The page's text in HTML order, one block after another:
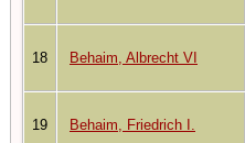
18 Behaim, Albrecht VI
19 Behaim, Friedrich I.